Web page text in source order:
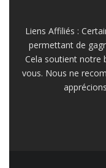
Liens Affiliés :
permettant de
Cela soutient notre
vous. Nous ne